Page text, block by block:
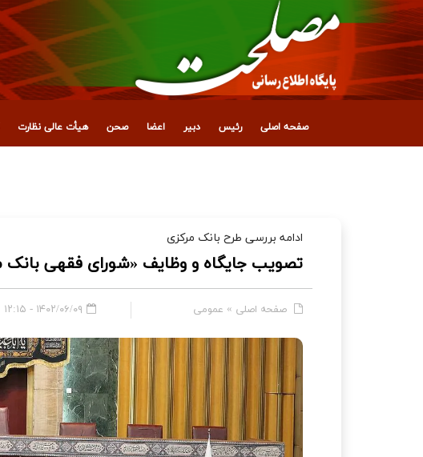
صفحه اصلی رئیس دبیر اعضا صحن هیأت عالی نظارت
ادامه بررسی طرح بانک مرکزی
تصویب جایگاه و وظایف «شورای فقهی
صفحه اصلی » عمومی ۱۴۰۲/۰۶/۰۹ - ۱۲:۱۵